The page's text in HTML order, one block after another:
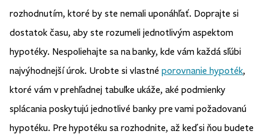
rozhodnutím, ktoré by ste nemali uponáhľať. Doprajte si
dostatok času, aby ste rozumeli jednotlivým aspektom
hypotéky. Nespoliehajte sa na banky, kde vám každá sľúbi
najvýhodnejší úrok. Urobte si vlastné porovnanie hypoték,
ktoré vám v prehľadnej tabuľke ukáže, aké podmienky
splácania poskytujú jednotlivé banky pre vami požadovanú
hypotéku. Pre hypotéku sa rozhodnite, až keď si ňou budete